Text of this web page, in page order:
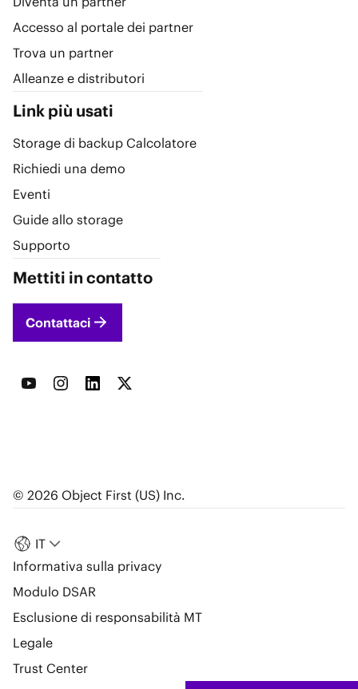
Accesso al portale dei partner
Trova un partner
Alleanze e distributori
Link più usati
Storage di backup Calcolatore
Richiedi una demo
Eventi
Guide allo storage
Supporto
Mettiti in contatto
Contattaci
IT
Informativa sulla privacy
Modulo DSAR
Esclusione di responsabilità MT
Legale
Trust Center
© 2026 Object First (US) Inc.